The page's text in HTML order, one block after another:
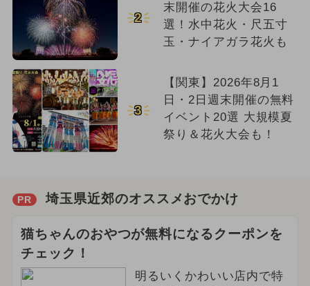
2
末開催の花火大会16
選！水中花火・尺五寸
玉・ナイアガラ花火も
3
【関東】2026年8月1
日・2日週末開催の無料
イベント20選 大規模夏
祭り＆花火大会も！
PR 埼玉県近郊のオススメおでかけ
猫ちゃんのおやつが無料になるクーポンを
チェック！
明るいくかわいい店内で特